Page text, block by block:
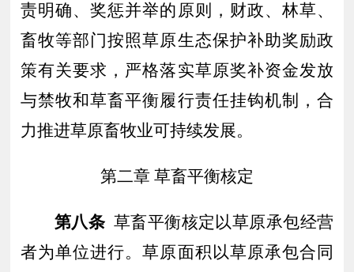
责明确、奖惩并举的原则，财政、林草、
畜牧等部门按照草原生态保护补助奖励政
策有关要求，严格落实草原奖补资金发放
与禁牧和草畜平衡履行责任挂钩机制
，合
力推进草原畜牧业可持续发展。
第二章 草畜平衡核定
第八条 草畜平衡核定以草原承包经营
者为单位进行。草原面积以草原承包合同